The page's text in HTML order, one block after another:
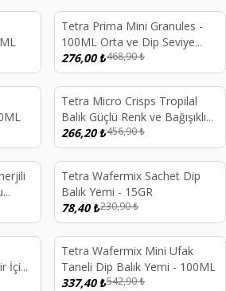
%41
Tetra Prima Mini Granules -
100ML Orta ve Dip Seviye
Granül Yem
276,00₺468,90₺
%42
Tetra Micro Crisps Tropilal
Balık Güçlü Renk ve Bağışıklık
Yemi - 100ML
266,20₺456,90₺
%66
Tetra Wafermix Sachet Dip
Balık Yemi - 15GR
78,40₺230,90₺
İçin
%38
Tetra Wafermix Mini Ufak
Taneli Dip Balık Yemi - 100ML
337,40₺542,90₺